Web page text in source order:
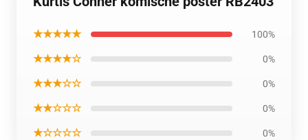
★★★★★ 100%
★★★★☆ 0%
★★★☆☆ 0%
★★☆☆☆ 0%
★☆☆☆☆ 0%